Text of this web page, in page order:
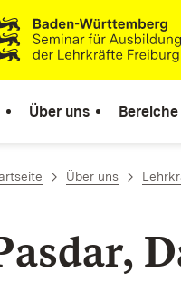
springen
zur Startseite
Über uns
Über uns